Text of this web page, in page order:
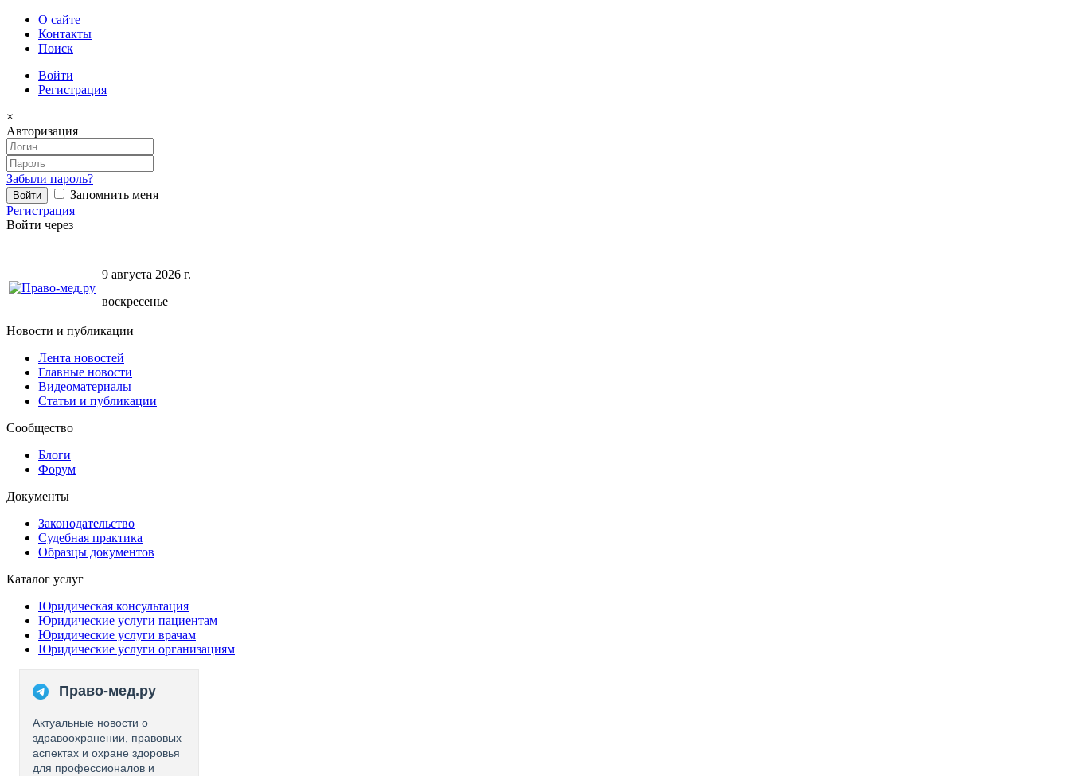
О сайте
Контакты
Поиск
Войти
Регистрация
×
Авторизация
Забыли пароль?
Запомнить меня
Регистрация
Войти через
9 августа 2026 г.
воскресенье
Новости и публикации
Лента новостей
Главные новости
Видеоматериалы
Статьи и публикации
Сообщество
Блоги
Форум
Документы
Законодательство
Судебная практика
Образцы документов
Каталог услуг
Юридическая консультация
Юридические услуги пациентам
Юридические услуги врачам
Юридические услуги организациям
Право-мед.ру
Актуальные новости о
здравоохранении, правовых
аспектах и охране здоровья
для профессионалов и